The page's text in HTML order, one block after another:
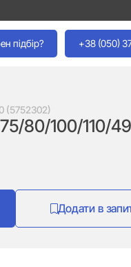
підбір? +38 (050)
(5752302)
75/80/100/110/
Додати в